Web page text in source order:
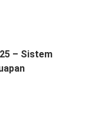
– Sistem